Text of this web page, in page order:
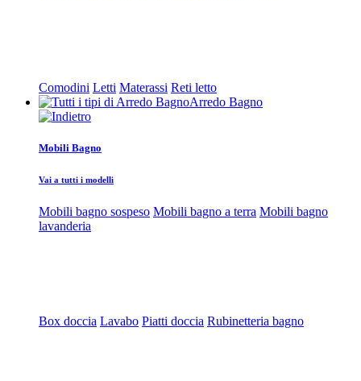
Comodini Letti Materassi Reti letto
Arredo Bagno
Mobili Bagno
Vai a tutti i modelli
Mobili bagno sospeso Mobili bagno a terra Mobili bagno
lavanderia
Box doccia Lavabo Piatti doccia Rubinetteria bagno